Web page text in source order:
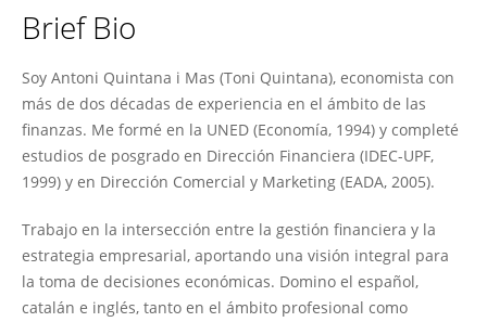
Antoni Quintana I Mas
Brief Bio
Soy Antoni Quintana i Mas (Toni Quintana), economista con
más de dos décadas de experiencia en el ámbito de las
finanzas. Me formé en la UNED (Economía, 1994) y completé
estudios de posgrado en Dirección Financiera (IDEC-UPF,
1999) y en Dirección Comercial y Marketing (EADA, 2005).
Trabajo en la intersección entre la gestión financiera y la
estrategia empresarial, aportando una visión integral para
la toma de decisiones económicas. Domino el español,
catalán e inglés, tanto en el ámbito profesional como